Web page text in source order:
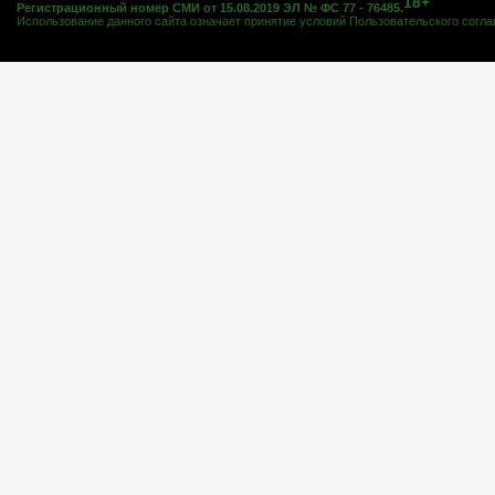
Регистрационный номер СМИ от 15.08.2019 ЭЛ № ФС 77 - 76485.
Использование данного сайта означает принятие условий Пользовательского